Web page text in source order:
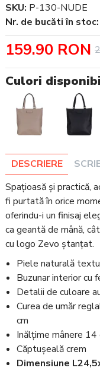
Culori
DESCRIERE
Spațioasă și practică,
fi purtată în orice
oferindu-i un finisaj
ca geantă de mână,
cu logo Zevo ștanțat.
Piele naturală
Buzunar interior cu
Detalii de culoare
Curea de umăr
cm
Inălțime mânere 14
Căptușeală crem
Dimensiune
SKU: P-130-NUDE
Nr. de bucăti în stoc:
159.90 RON